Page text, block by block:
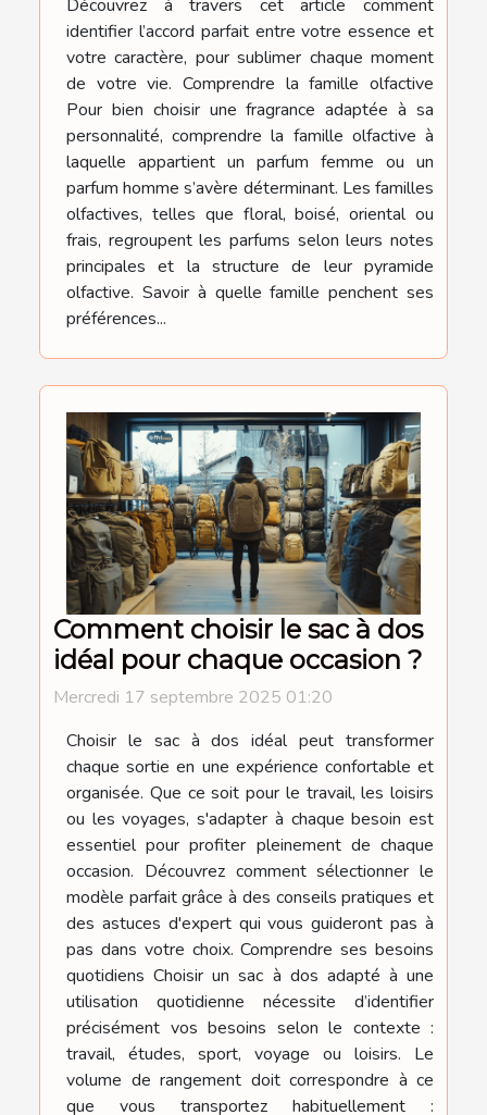
Découvrez à travers cet article comment
identifier l’accord parfait entre votre essence et
votre caractère, pour sublimer chaque moment
de votre vie. Comprendre la famille olfactive
Pour bien choisir une fragrance adaptée à sa
personnalité, comprendre la famille olfactive à
laquelle appartient un parfum femme ou un
parfum homme s’avère déterminant. Les familles
olfactives, telles que floral, boisé, oriental ou
frais, regroupent les parfums selon leurs notes
principales et la structure de leur pyramide
olfactive. Savoir à quelle famille penchent ses
préférences...
Comment choisir le sac à dos
idéal pour chaque occasion ?
Mercredi 17 septembre 2025 01:20
Choisir le sac à dos idéal peut transformer
chaque sortie en une expérience confortable et
organisée. Que ce soit pour le travail, les loisirs
ou les voyages, s'adapter à chaque besoin est
essentiel pour profiter pleinement de chaque
occasion. Découvrez comment sélectionner le
modèle parfait grâce à des conseils pratiques et
des astuces d'expert qui vous guideront pas à
pas dans votre choix. Comprendre ses besoins
quotidiens Choisir un sac à dos adapté à une
utilisation quotidienne nécessite d’identifier
précisément vos besoins selon le contexte :
travail, études, sport, voyage ou loisirs. Le
volume de rangement doit correspondre à ce
que vous transportez habituellement :